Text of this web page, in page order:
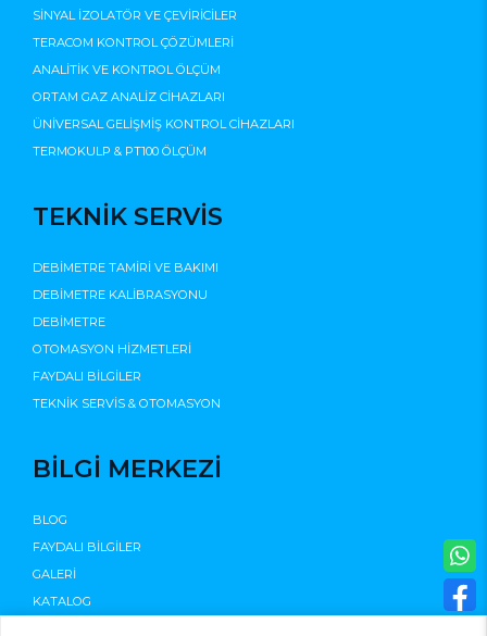
SİNYAL İZOLATÖR VE ÇEVİRİCİLER
TERACOM KONTROL ÇÖZÜMLERİ
ANALİTİK VE KONTROL ÖLÇÜM
ORTAM GAZ ANALİZ CİHAZLARI
ÜNİVERSAL GELİŞMİŞ KONTROL CİHAZLARI
TERMOKULP & PT100 ÖLÇÜM
TEKNİK SERVİS
DEBİMETRE TAMİRİ VE BAKIMI
DEBİMETRE KALİBRASYONU
DEBİMETRE
OTOMASYON HİZMETLERİ
FAYDALI BİLGİLER
TEKNİK SERVİS & OTOMASYON
BİLGİ MERKEZİ
BLOG
FAYDALI BİLGİLER
GALERİ
KATALOG